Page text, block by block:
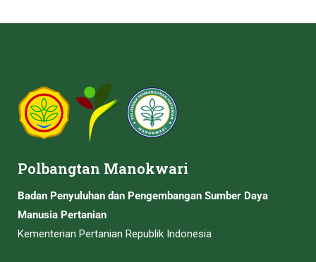
Polbangtan Manokwari
Badan Penyuluhan dan Pengembangan Sumber Daya
Manusia Pertanian
Kementerian Pertanian Republik Indonesia